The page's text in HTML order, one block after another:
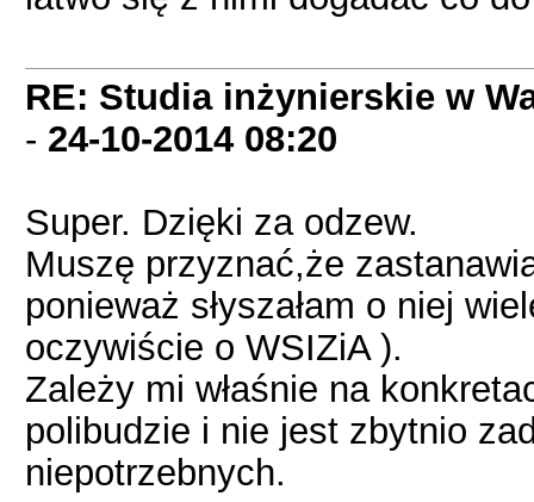
RE: Studia inżynierskie w
- 24-10-2014 08:20
Super. Dzięki za odzew.
Muszę przyznać,że
ponieważ słyszałam o niej
oczywiście o WSIZiA ).
Zależy mi właśnie na
polibudzie i nie jest zbytnio
niepotrzebnych.